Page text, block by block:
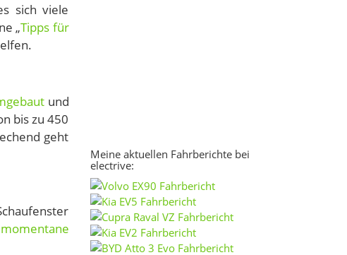
sich viele
„Tipps für
und
bis zu 450
geht
Meine aktuellen Fahrberichte bei
electrive: